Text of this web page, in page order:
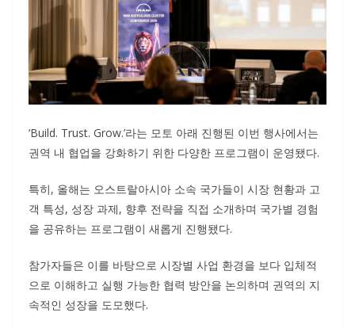
‘Build. Trust. Grow.’라는 모토 아래 진행된 이번 행사에서는
권역 내 협업을 강화하기 위한 다양한 프로그램이 운영됐다.
특히, 올해는 오스트랄아시아 소속 국가들이 시장 현황과 고
객 특성, 성장 과제, 향후 전략을 직접 소개하며 국가별 경험
을 공유하는 프로그램이 새롭게 진행됐다.
참가자들은 이를 바탕으로 시장별 사업 환경을 보다 입체적
으로 이해하고 실행 가능한 협력 방안을 논의하며 권역의 지
속적인 성장을 도모했다.